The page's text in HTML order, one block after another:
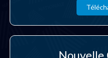
Nouvelle